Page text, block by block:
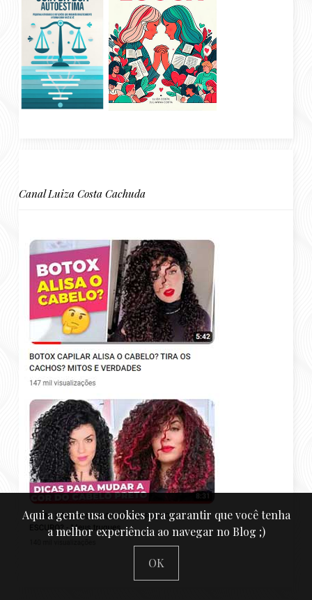
Canal Luiza Costa Cachuda
Aqui a gente usa cookies pra garantir que você tenha
a melhor experiência ao navegar no Blog ;)
OK